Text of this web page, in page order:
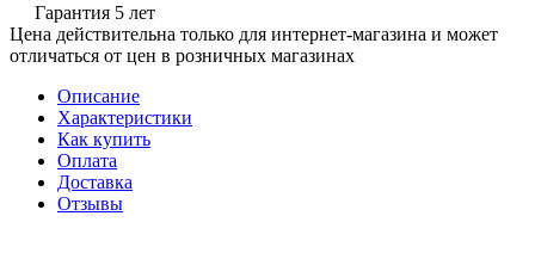
Гарантия 5 лет
Цена действительна только для интернет-магазина и может
отличаться от цен в розничных магазинах
Описание
Характеристики
Как купить
Оплата
Доставка
Отзывы